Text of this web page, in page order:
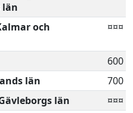
län
och
¤¤¤
600
län
700
län
¤¤¤